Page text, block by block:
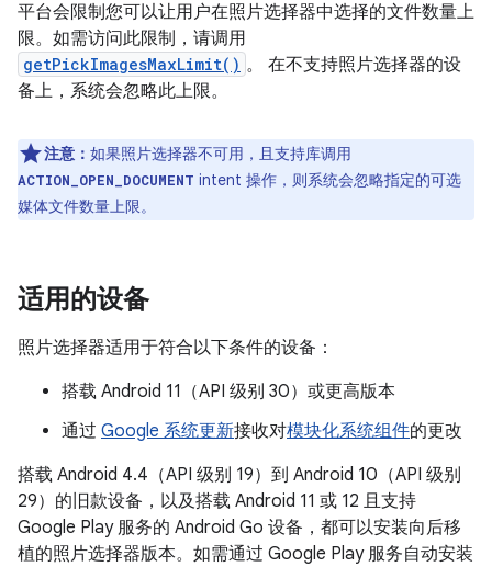
平台会限制您可以让用户在照片选择器中选择的文件数量上
限。如需访问此限制，请调用
getPickImagesMaxLimit() 。 在不支持照片选择器的设
备上，系统会忽略此上限。
注意： 如果照片选择器不可用，且支持库调用
ACTION_OPEN_DOCUMENT intent 操作，则系统会忽略指定的可选
媒体文件数量上限。
适用的设备
照片选择器适用于符合以下条件的设备：
搭载 Android 11（API 级别 30）或更高版本
通过 Google 系统更新接收对模块化系统组件的更改
搭载 Android 4.4（API 级别 19）到 Android 10（API 级别
29）的旧款设备，以及搭载 Android 11 或 12 且支持
Google Play 服务的 Android Go 设备，都可以安装向后移
植的照片选择器版本。如需通过 Google Play 服务自动安装